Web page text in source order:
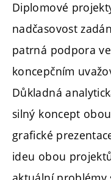
Diplomové
nadčasovost
patrná podpora
koncepčním
Důkladná
silný koncept
grafické
ideu obou